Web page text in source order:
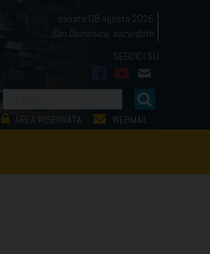
sabato 08 agosto 2026
San Domenico, sacerdote
facebook
youtube
mail
AREA RISERVATA WEBMAIL